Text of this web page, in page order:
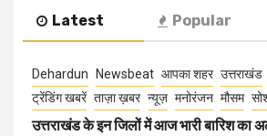
Latest Popular
Dehardun Newsbeat आपका शहर उत्तराखंड
ट्रेंडिंग खबरें ताज़ा ख़बर न्यूज़ मनोरंजन मौसम
उत्तराखंड के इन जिलों में आज भारी बारिश का